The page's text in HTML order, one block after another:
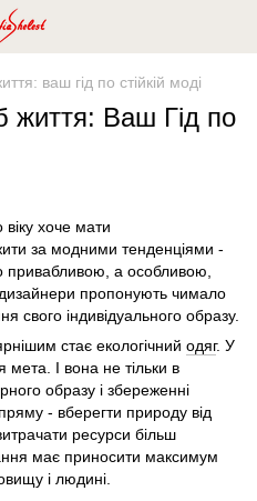
ваш гід по стійкій моді
життя: Ваш Гід по
віку хоче мати
за модними тенденціями -
привабливою, а особливою,
пропонують чимало
свого індивідуального образу.
стає екологічний одяг. У
І вона не тільки в
образу і збереженні
- вберегти природу від
ресурси більш
має приносити максимум
і людині.